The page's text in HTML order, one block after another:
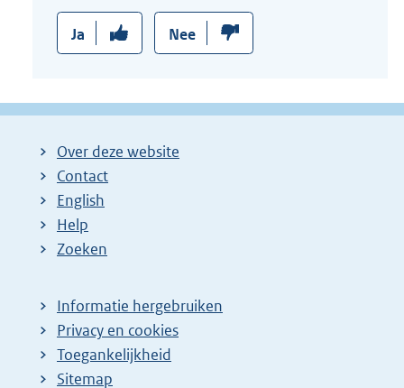
n
k
Ja Nee
Over deze website
Contact
English
Help
Zoeken
Informatie hergebruiken
Privacy en cookies
Toegankelijkheid
Sitemap